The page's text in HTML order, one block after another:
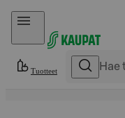
Hyppää sisältöön
Tuotteet